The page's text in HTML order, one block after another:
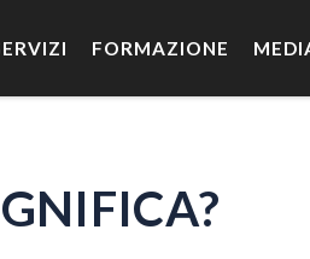
FORMAZIONE